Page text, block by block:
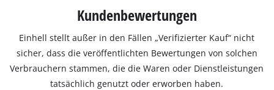
Kundenbewertungen
Einhell stellt außer in den Fällen „Verifizierter Kauf“ nicht
sicher, dass die veröffentlichten Bewertungen von solchen
Verbrauchern stammen, die die Waren oder Dienstleistungen
tatsächlich genutzt oder erworben haben.